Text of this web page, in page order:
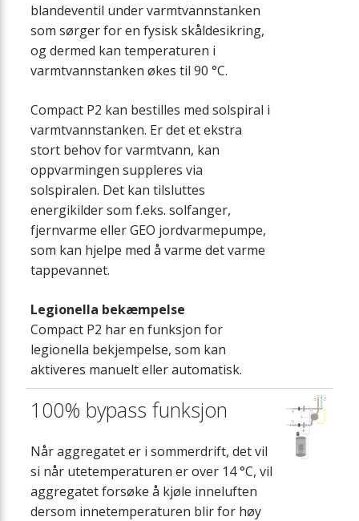
blandeventil under varmtvannstanken
som sørger for en fysisk skåldesikring,
og dermed kan temperaturen i
varmtvannstanken økes til 90 °C.
Compact P2 kan bestilles med solspiral i
varmtvannstanken. Er det et ekstra
stort behov for varmtvann, kan
oppvarmingen suppleres via
solspiralen. Det kan tilsluttes
energikilder som f.eks. solfanger,
fjernvarme eller GEO jordvarmepumpe,
som kan hjelpe med å varme det varme
tappevannet.
Legionella bekæmpelse
Compact P2 har en funksjon for
legionella bekjempelse, som kan
aktiveres manuelt eller automatisk.
100% bypass funksjon
Når aggregatet er i sommerdrift, det vil
si når utetemperaturen er over 14 °C, vil
aggregatet forsøke å kjøle inneluften
dersom innetemperaturen blir for høy